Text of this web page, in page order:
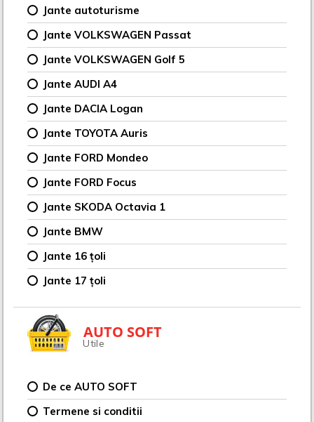
Jante autoturisme
Jante VOLKSWAGEN Passat
Jante VOLKSWAGEN Golf 5
Jante AUDI A4
Jante DACIA Logan
Jante TOYOTA Auris
Jante FORD Mondeo
Jante FORD Focus
Jante SKODA Octavia 1
Jante BMW
Jante 16 țoli
Jante 17 țoli
AUTO SOFT
Utile
De ce AUTO SOFT
Termene si conditii